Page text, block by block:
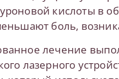
кислоты в
боль,
лечение
лазерного